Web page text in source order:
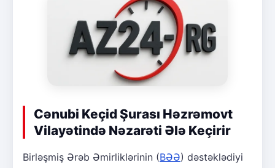
Cənubi Keçid Şurası Həzrəmovt
Vilayətində Nəzarəti Ələ Keçirir
Birləşmiş Ərəb Əmirliklərinin (BƏƏ) dəstəklədiyi